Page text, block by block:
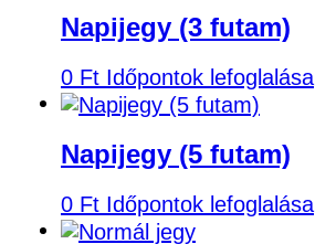
Napijegy (3 futam)
0 Ft Időpontok lefoglalása
Napijegy (5 futam)
0 Ft Időpontok lefoglalása